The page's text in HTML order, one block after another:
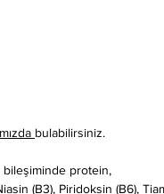
bulabilirsiniz.
bileşiminde protein,
(B3), Piridoksin (B6),